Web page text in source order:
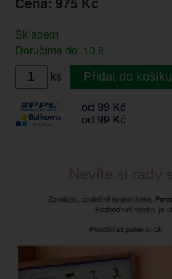
Skladem
Doručíme do: 10.8.
ks
Přidat do košíku